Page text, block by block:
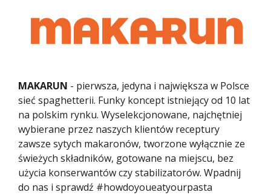
MAKARUN - pierwsza, jedyna i największa w Polsce
sieć spaghetterii. Funky koncept istniejący od 10 lat
na polskim rynku. Wyselekcjonowane, najchętniej
wybierane przez naszych klientów receptury
zawsze sytych makaronów, tworzone wyłącznie ze
świeżych składników, gotowane na miejscu, bez
użycia konserwantów czy stabilizatorów. Wpadnij
do nas i sprawdź #howdoyoueatyourpasta